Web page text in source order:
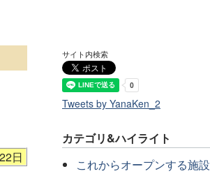
日
サイト内検索
Tweets by YanaKen_2
カテゴリ&ハイライト
これからオープンする施設